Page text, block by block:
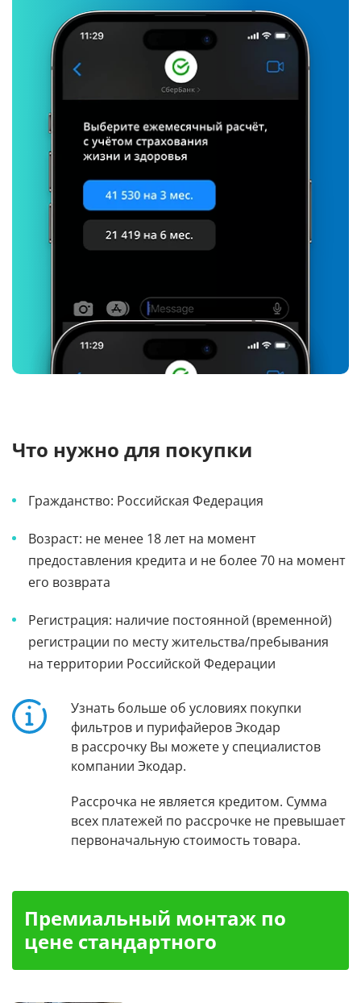
Что нужно для покупки
Гражданство: Российская Федерация
Возраст: не менее 18 лет на момент
предоставления кредита и не более 70 на момент
его возврата
Регистрация: наличие постоянной (временной)
регистрации по месту жительства/пребывания
на территории Российской Федерации
Узнать больше об условиях покупки
фильтров и пурифайеров Экодар
в рассрочку Вы можете у специалистов
компании Экодар.
Рассрочка не является кредитом. Сумма
всех платежей по рассрочке не превышает
первоначальную стоимость товара.
Премиальный монтаж по
цене стандартного